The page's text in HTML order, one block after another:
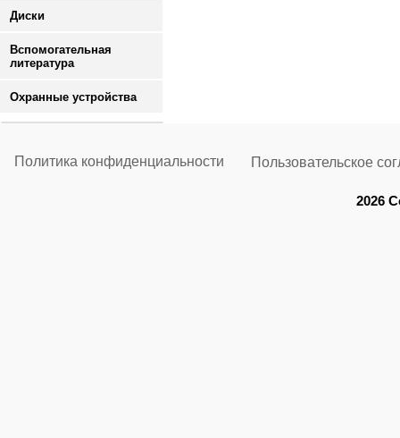
Диски
Вспомогательная
литература
Охранные устройства
Политика конфиденциальности Пользовательское
2026